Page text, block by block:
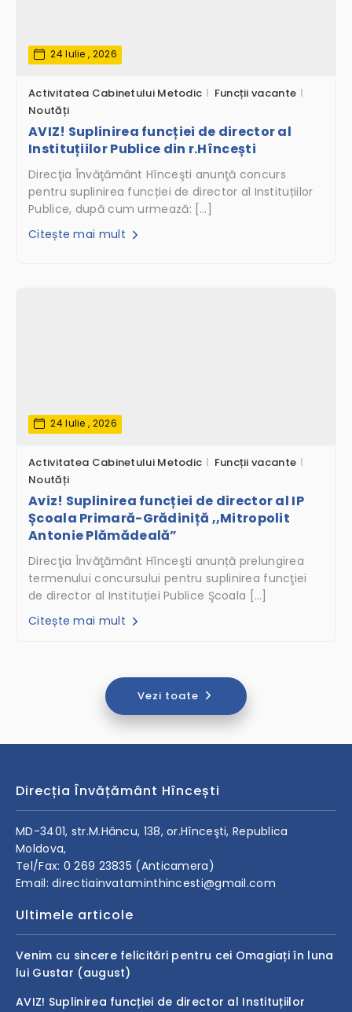
24 Iulie , 2026
Activitatea Cabinetului Metodic
Funcții vacante
Noutăți
AVIZ! Suplinirea funcției de director al
Instituțiilor Publice din r.Hîncești
Direcţia Învăţământ Hînceşti anunţă concurs
pentru suplinirea funcției de director al Instituțiilor
Publice, după cum urmează: […]
Citește mai mult
24 Iulie , 2026
Activitatea Cabinetului Metodic
Funcții vacante
Noutăți
Aviz! Suplinirea funcției de director al IP
Școala Primară-Grădiniță ,,Mitropolit
Antonie Plămădeală”
Direcţia Învăţământ Hînceşti anunță prelungirea
termenului concursului pentru suplinirea funcţiei
de director al Instituției Publice Şcoala […]
Citește mai mult
Vezi toate
Direcția Învățământ Hîncești
MD-3401, str.M.Hâncu, 138, or.Hînceşti, Republica
Moldova,
Tel/Fax: 0 269 23835 (Anticamera)
Email: directiainvataminthincesti@gmail.com
Ultimele articole
Venim cu sincere felicitări pentru cei Omagiați în luna
lui Gustar (august)
AVIZ! Suplinirea funcției de director al Instituțiilor